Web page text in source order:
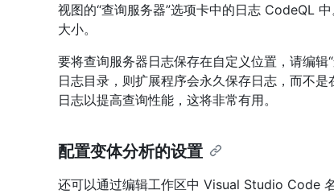
视图的“查询服务器”选项卡中的日志 CodeQL
大小。
要将查询服务器日志保存在自定义位置，请编
日志目录，则扩展程序会永久保存日志，而不
日志以提高查询性能，这将非常有用。
配置变体分析的设置
还可以通过编辑工作区中 Visual Studio Code